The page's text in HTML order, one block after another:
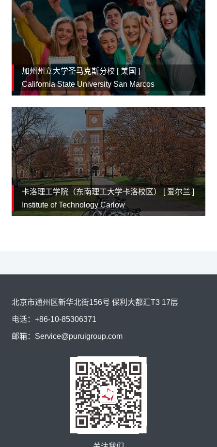
加州州立大学圣马克斯分校 [美国 ]
California State University San Marcos
卡洛理工学院（东南理工大学卡洛校区） [ 爱尔兰 ]
Institute of Technology Carlow
北京市通州区新华北街156号 保利大都汇T3 17层
电话： +86-10-85306371
邮箱： Service@puruigroup.com